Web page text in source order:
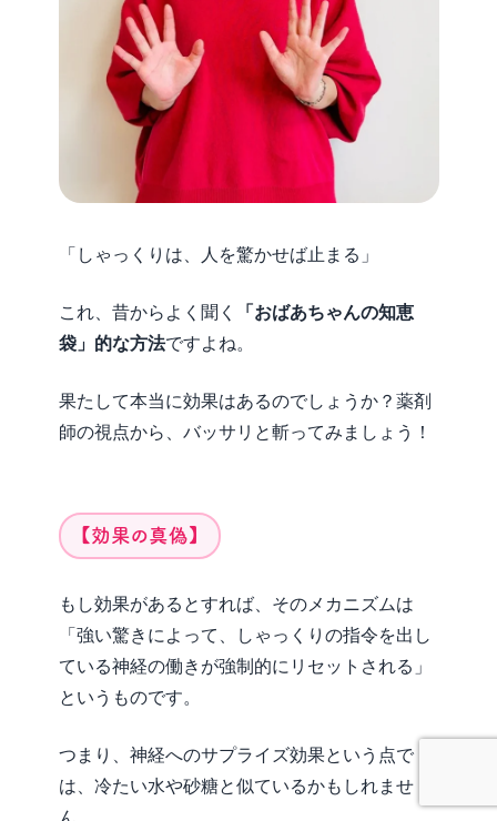
「しゃっくりは、人を驚かせば止まる」
これ、昔からよく聞く
「おばあちゃんの知恵
袋」的な方法ですよね。
果たして本当に効果はあるのでしょうか？薬剤
師の視点から、バッサリと斬ってみましょう！
【効果の真偽】
もし効果があるとすれば、そのメカニズムは
「強い驚きによって、しゃっくりの指令を出し
ている神経の働きが強制的にリセットされる」
というものです。
つまり、神経へのサプライズ効果という点で
は、冷たい水や砂糖と似ているかもしれませ